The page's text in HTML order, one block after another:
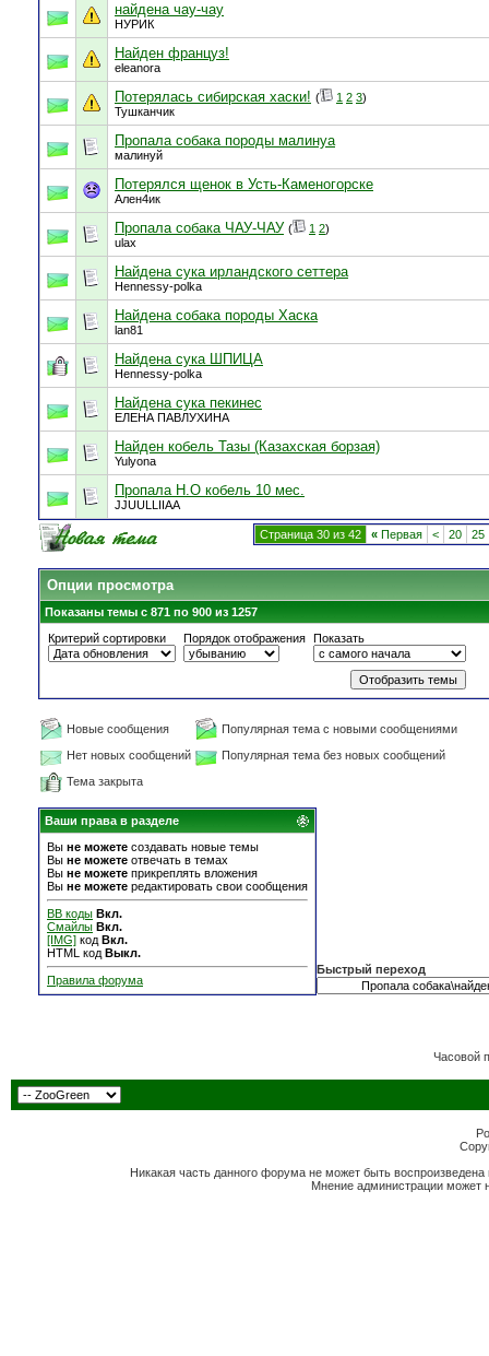
найдена чау-чау
НУРИК
Найден француз!
eleanora
Потерялась сибирская хаски! ( 1 2 3)
Тушканчик
Пропала собака породы малинуа
малинуй
Потерялся щенок в Усть-Каменогорске
Ален4ик
Пропала собака ЧАУ-ЧАУ ( 1 2)
ulax
Найдена сука ирландского сеттера
Hennessy-polka
Найдена собака породы Хаска
lan81
Найдена сука ШПИЦА
Hennessy-polka
Найдена сука пекинес
ЕЛЕНА ПАВЛУХИНА
Найден кобель Тазы (Казахская борзая)
Yulyona
Пропала Н.О кобель 10 мес.
JJUULLIIAA
Страница 30 из 42 « Первая < 20 25
Опции просмотра
Показаны темы с 871 по 900 из 1257
Критерий сортировки
Порядок отображения Показать
Новые сообщения
Популярная тема с новыми сообщениями
Нет новых сообщений
Популярная тема без новых сообщений
Тема закрыта
Ваши права в разделе
Вы не можете создавать новые темы
Вы не можете отвечать в темах
Вы не можете прикреплять вложения
Вы не можете редактировать свои сообщения
BB коды Вкл.
Смайлы Вкл.
[IMG] код Вкл.
HTML код Выкл.
Правила форума
Быстрый переход
Часовой
Никакая часть данного форума не может быть
Мнение администрации может